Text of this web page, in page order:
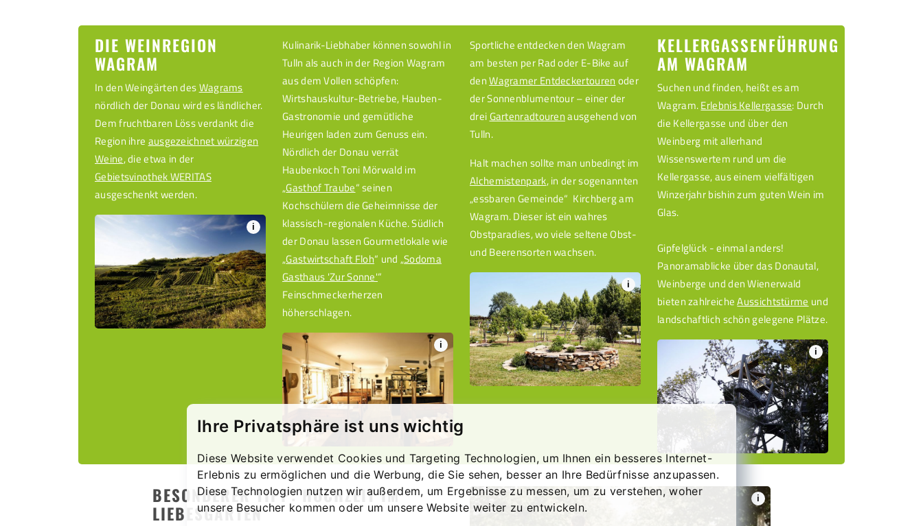
Ihre Privatsphäre ist uns wichtig
Diese Website verwendet Cookies und Targeting Technologien, um Ihnen ein besseres Internet-
Erlebnis zu ermöglichen und die Werbung, die Sie sehen, besser an Ihre Bedürfnisse anzupassen.
Diese Technologien nutzen wir außerdem, um Ergebnisse zu messen, um zu verstehen, woher
unsere Besucher kommen oder um unsere Website weiter zu entwickeln.
DIE WEINREGION
WAGRAM
In den Weingärten desWagrams
nördlich der Donau wird es ländlicher.
Dem fruchtbaren Löss verdankt die
Region ihre ausgezeichnet würzigen
Weine, die etwa in der
Gebietsvinothek WERITAS
ausgeschenkt werden.
i
Kulinarik-Liebhaber können sowohl in
Tulln als auch in der Region Wagram
aus dem Vollen schöpfen:
Wirtshauskultur-Betriebe, Hauben-
Gastronomie und gemütliche
Heurigen laden zum Genuss ein.
Nördlich der Donau verrät
Haubenkoch Toni Mörwald im
„Gasthof Traube“ seinen
Kochschülern die Geheimnisse der
klassisch-regionalen Küche. Südlich
der Donau lassen Gourmetlokale wie
„Gastwirtschaft Floh“ und „Sodoma
Gasthaus 'Zur Sonne'“
Feinschmeckerherzen
höherschlagen.
i
Sportliche entdecken den Wagram
am besten per Rad oder E-Bike auf
denWagramer Entdeckertouren oder
der Sonnenblumentour – einer der
dreiGartenradtourenausgehend von
Tulln.
Halt machen sollte man unbedingt im
Alchemistenpark, in der sogenannten
„essbaren Gemeinde“ Kirchberg am
Wagram. Dieser ist ein wahres
Obstparadies, wo viele seltene Obst-
und Beerensorten wachsen.
i
KELLERGASSENFÜHRUNG
AM WAGRAM
Suchen und finden, heißt es am
Wagram.Erlebnis Kellergasse: Durch
die Kellergasse und über den
Weinberg mit allerhand
Wissenswertem rund um die
Kellergasse, aus einem vielfältigen
Winzerjahr bishin zum guten Wein im
Glas.
Gipfelglück - einmal anders!
Panoramablicke über das Donautal,
Weinberge und den Wienerwald
bieten zahlreicheAussichtstürme und
landschaftlich schön gelegene Plätze.
i
BESONDERER TIPP: HOCHZEIT IM
LIEBESGARTEN
i